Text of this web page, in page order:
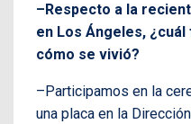
–Respecto a la
en Los Ángeles,
cómo se vivió?
–Participamos en la
una placa en la